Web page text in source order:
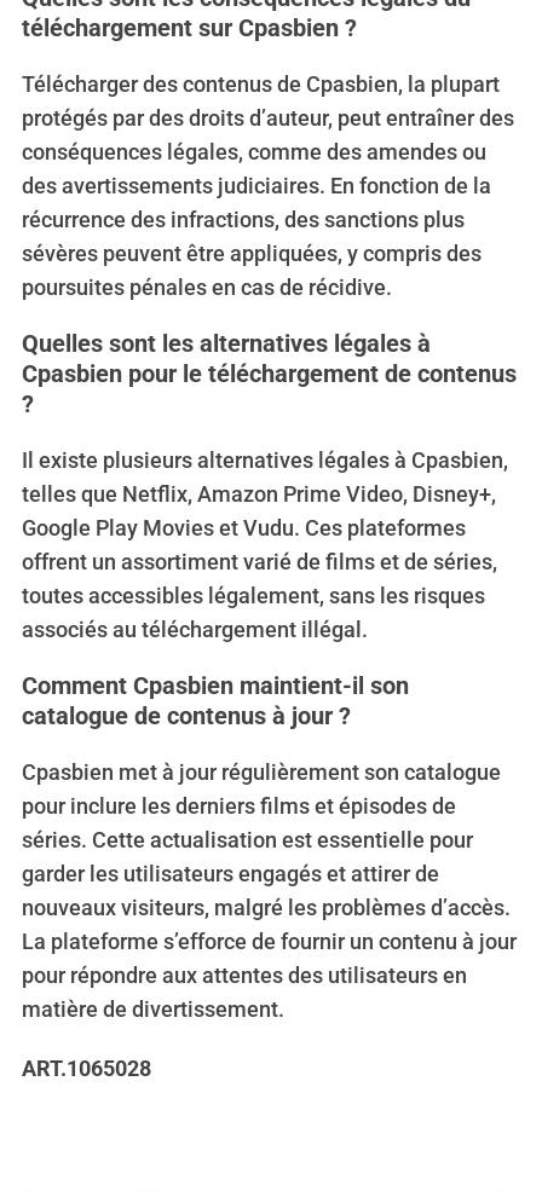
téléchargement sur Cpasbien ?
Télécharger des contenus de Cpasbien, la plupart
protégés par des droits d’auteur, peut entraîner des
conséquences légales, comme des amendes ou
des avertissements judiciaires. En fonction de la
récurrence des infractions, des sanctions plus
sévères peuvent être appliquées, y compris des
poursuites pénales en cas de récidive.
Quelles sont les alternatives légales à
Cpasbien pour le téléchargement de contenus
?
Il existe plusieurs alternatives légales à Cpasbien,
telles que Netflix, Amazon Prime Video, Disney+,
Google Play Movies et Vudu. Ces plateformes
offrent un assortiment varié de films et de séries,
toutes accessibles légalement, sans les risques
associés au téléchargement illégal.
Comment Cpasbien maintient-il son
catalogue de contenus à jour ?
Cpasbien met à jour régulièrement son catalogue
pour inclure les derniers films et épisodes de
séries. Cette actualisation est essentielle pour
garder les utilisateurs engagés et attirer de
nouveaux visiteurs, malgré les problèmes d’accès.
La plateforme s’efforce de fournir un contenu à jour
pour répondre aux attentes des utilisateurs en
matière de divertissement.
ART.1065028